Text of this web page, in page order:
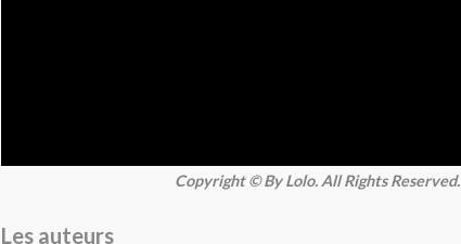
Copyright © By Lolo. All Rights Reserved.
Les auteurs